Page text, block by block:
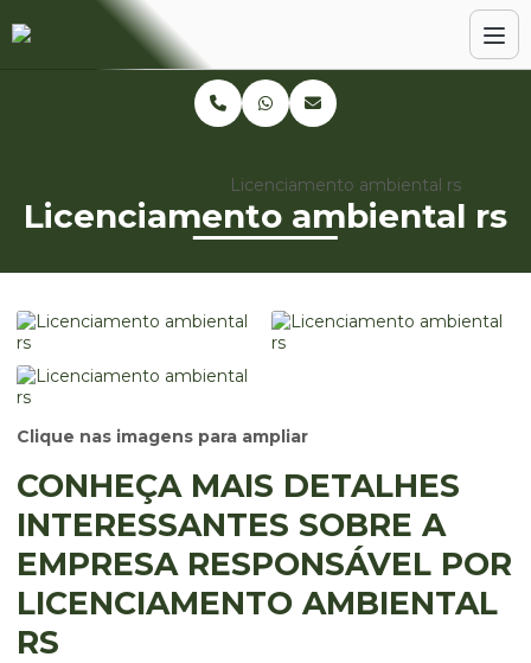
Licenciamento ambiental rs
Licenciamento ambiental rs
Clique nas imagens para ampliar
CONHEÇA MAIS DETALHES
INTERESSANTES SOBRE A
EMPRESA RESPONSÁVEL POR
LICENCIAMENTO AMBIENTAL
RS